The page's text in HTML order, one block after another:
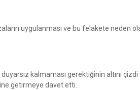
uygulanması ve bu felakete neden
kalmaması gerektiğinin altını
getirmeye davet etti.